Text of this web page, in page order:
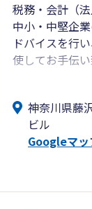
税務・会計（
中小・中堅企
ドバイスを行
使してお手伝い
す。神奈川県藤
ビル
Googleマッ